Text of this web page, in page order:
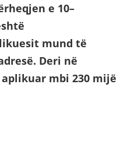
e 10–
mund të
. Deri në
mbi 230 mijë